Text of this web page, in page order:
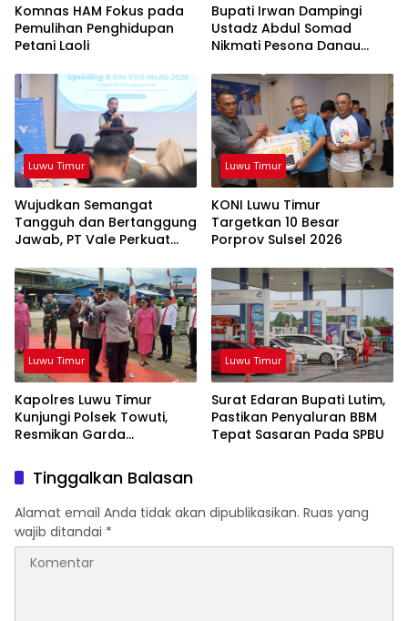
Komnas HAM Fokus pada
Pemulihan Penghidupan
Petani Laoli
Bupati Irwan Dampingi
Ustadz Abdul Somad
Nikmati Pesona Danau
Luwu Timur
Wujudkan Semangat
Tangguh dan Bertanggung
Jawab, PT Vale Perkuat
yang Kredibel
Luwu Timur
KONI Luwu Timur
Targetkan 10 Besar
Porprov Sulsel 2026
Luwu Timur
Kapolres Luwu Timur
Kunjungi Polsek Towuti,
Resmikan Garda
Desa Timampu
Luwu Timur
Surat Edaran Bupati Lutim,
Pastikan Penyaluran BBM
Tepat Sasaran Pada SPBU
Tinggalkan Balasan
Alamat email Anda tidak akan dipublikasikan. Ruas yang
wajib ditandai *